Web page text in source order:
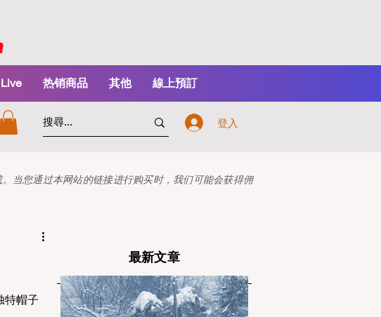
热销商品 其他 線上預訂
登入
当您通过本网站的链接进行购买时，我们可能会获得佣
特帽子
最新文章